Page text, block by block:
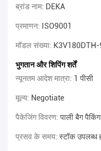
ब्रांड नाम: DEKA
प्रमाणन: ISO9001
मॉडल संख्या:
भुगतान और शिपिंग शर्तें
न्यूनतम आदेश मात्रा: 1 पीसी
मूल्य: Negotiate
पैकेजिंग विवरण:पाली बैग
प्रसव के समय:स्टॉक उपलब्ध